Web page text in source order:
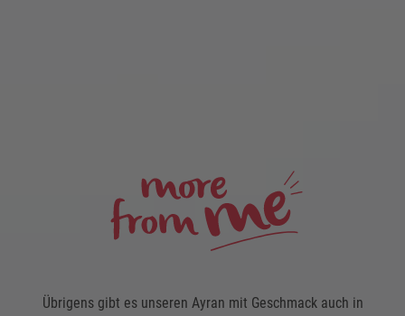
Übrigens gibt es unseren Ayran mit Geschmack auch in